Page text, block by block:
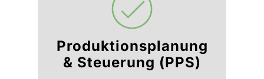
Produktions­planung
& Steuerung (PPS)